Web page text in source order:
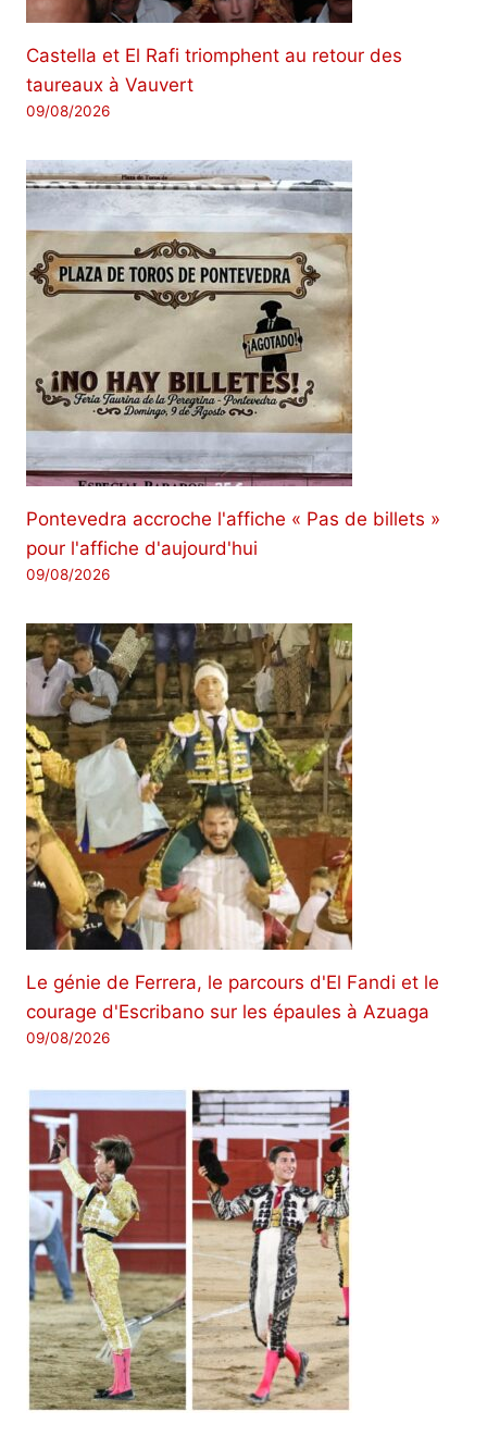
Castella et El Rafi triomphent au retour des
taureaux à Vauvert
09/08/2026
Pontevedra accroche l'affiche « Pas de billets »
pour l'affiche d'aujourd'hui
09/08/2026
Le génie de Ferrera, le parcours d'El Fandi et le
courage d'Escribano sur les épaules à Azuaga
09/08/2026